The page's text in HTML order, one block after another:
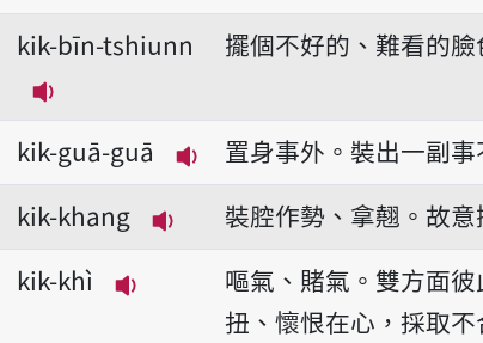
播放音讀kám-kik
kik-bīn-tshiunn
播放音讀kik-bīn-tshiunn
擺個不好的、難看的臉
kik-guā-guā
播放音讀kik-guā-guā
置身事外。裝出一副事
kik-khang
播放音讀kik-khang
裝腔作勢、拿翹。故意
kik-khì
播放音讀kik-khì
嘔氣、賭氣。雙方面
扭、懷恨在心，採取